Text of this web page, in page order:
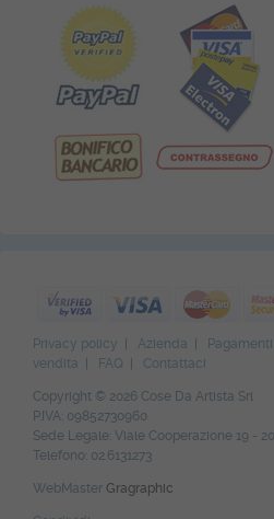
Privacy policy Azienda Pagamenti
vendita
FAQ Contattaci
Copyright © 2026 Cose Da Artista Srl
P.IVA: 09852730960
Sede Legale: Viale Cooperazione 19 -
Telefono: 02.6131273
WebMaster Gragraphic